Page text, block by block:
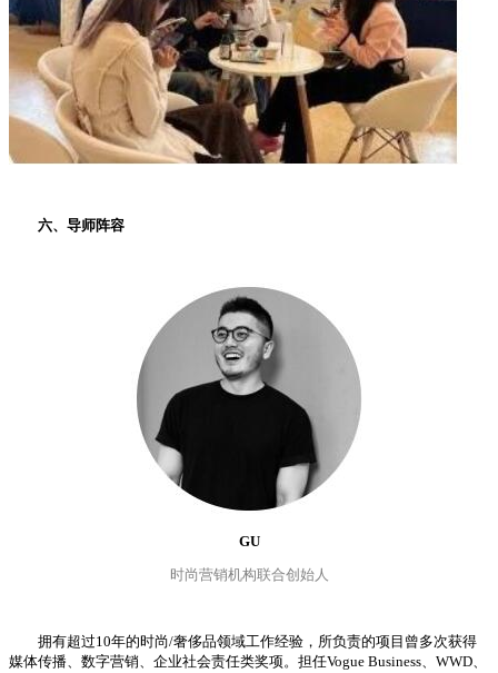
六、导师阵容
GU
时尚营销机构联合创始人
拥有超过10年的时尚/奢侈品领域工作经验，所负责的项目曾多次获得
媒体传播、数字营销、企业社会责任类奖项。担任Vogue Business、WWD、